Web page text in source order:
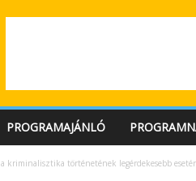
PROGRAMAJÁNLÓ
a kriminalisztika történetének legérdekesebb